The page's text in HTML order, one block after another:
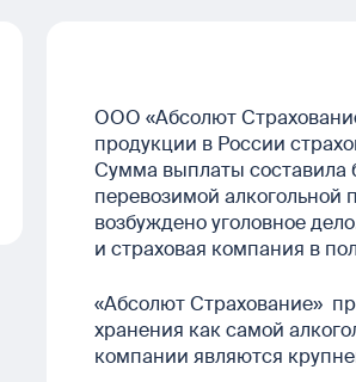
ООО «Абсолют
продукции в России
Сумма выплаты составила
перевозимой алкогольной
возбуждено уголовное
и страховая компания в
«Абсолют Страхование»
хранения как самой
компании являются